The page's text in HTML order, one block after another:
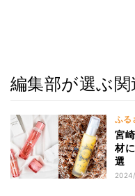
編集部が選ぶ関
ふる
宮
材
選